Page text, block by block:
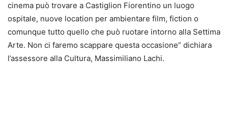
cinema può trovare a Castiglion Fiorentino un luogo
ospitale, nuove location per ambientare film, fiction o
comunque tutto quello che può ruotare intorno alla Settima
Arte. Non ci faremo scappare questa occasione” dichiara
l’assessore alla Cultura, Massimiliano Lachi.